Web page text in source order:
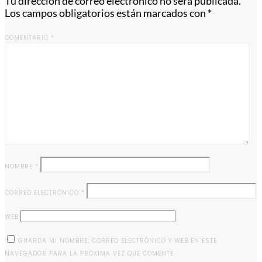
Los campos obligatorios están marcados con *
COMENTARIO *
NOMBRE *
CORREO ELECTRÓNICO *
WEB
GUARDA MI NOMBRE, CORREO ELECTRÓNICO Y WEB EN ESTE
NAVEGADOR PARA LA PRÓXIMA VEZ QUE COMENTE.